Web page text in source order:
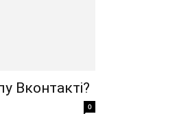
Вконтакті?
0